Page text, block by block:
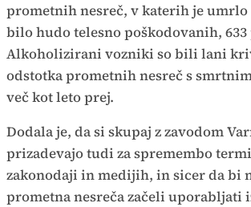
prometnih nesreč, v katerih je umrlo
bilo hudo telesno poškodovanih, 633
Alkoholizirani vozniki so bili lani
odstotka prometnih nesreč s
več kot leto prej.
Dodala je, da si skupaj z zavodom
prizadevajo tudi za spremembo
zakonodaji in medijih, in sicer da bi
prometna nesreča začeli uporabljati